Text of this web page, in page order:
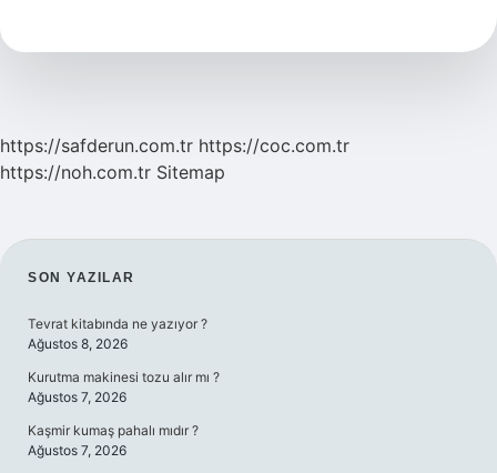
https://safderun.com.tr https://coc.com.tr
https://noh.com.tr Sitemap
SIDEBAR
SON YAZILAR
Tevrat kitabında ne yazıyor ?
Ağustos 8, 2026
Kurutma makinesi tozu alır mı ?
Ağustos 7, 2026
Kaşmir kumaş pahalı mıdır ?
Ağustos 7, 2026